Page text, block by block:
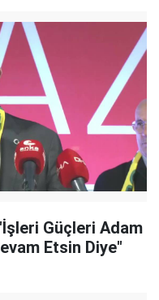
Güçleri Adam
Etsin Diye"